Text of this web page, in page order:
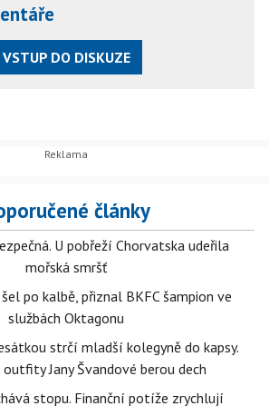
VSTUP DO DISKUZE
články
U pobřeží Chorvatska udeřila
mořská smršť
po kalbě, přiznal BKFC šampion ve
službách Oktagonu
strčí mladší kolegyně do kapsy.
Jany Švandové berou dech
stopu. Finanční potíže zrychlují